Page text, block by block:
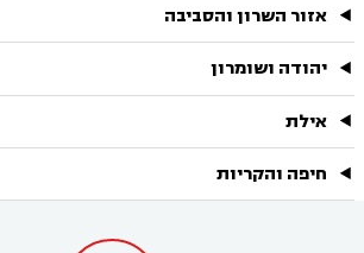
אזור השרון והסביבה
יהודה ושומרון
אילת
חיפה והקריות